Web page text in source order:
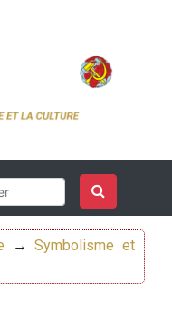
→Symbolisme et